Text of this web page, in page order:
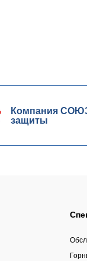
Компания
защиты